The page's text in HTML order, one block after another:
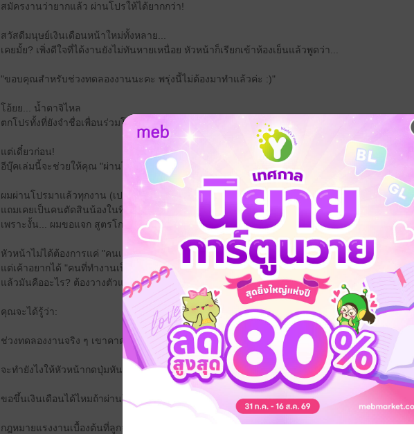
สมัครงานว่ายากแล้ว ผ่านโปรให้ได้ยากกว่า!
สวัสดีมนุษย์เงินเดือนหน้าใหม่ทั้งหลาย...
เคยมั้ย? เพิ่งดีใจที่ได้งานยังไม่ทันหายเหนื่อย หัวหน้าก็เรียกเข้าห้องเย็นแล้วพูดว่า...
"ขอบคุณสำหรับช่วงทดลองงานนะคะ พรุ่งนี้ไม่ต้องมาทำแล้วค่ะ :)"
โอ้ยย... น้ำตาจิไหล
ตกโปรทั้งที่ยังจำชื่อเพื่อนร่วมโต๊ะไม่ได้เลยด้วยซ้ำ!
แต่เดี๋ยวก่อน!
อีบุ๊คเล่มนี้จะช่วยให้คุณ "ผ่านโปร" แบบไม่ต้องพึ่งหมอดูหรือแอบส่องใจหัวหน้า!
ผมผ่านโปรมาแล้วทุกงาน (เปลี่ยนมามากกว่า 10 ที่นะ แต่ไม่ได้โดนไล่ออก แค่อยากลองของ)
แถมเคยเป็นคนตัดสินน้องในทีมว่าใคร รอด หรือ ร่วง มาแล้วด้วย
เพราะงั้น... ผมขอแจก สูตรโกงผ่านโปร ที่ไม่มีใครบอกคุณในวันปฐมนิเทศ
หัวหน้าไม่ได้ต้องการแค่ "คนเก่ง"
แต่เค้าอยากได้ "คนที่ทำงานเป็น"
แล้วมันคืออะไร? ต้องวางตัวแบบไหน? ทำยังไงไม่ให้โดนเท?
คุณจะได้รู้ว่า:
ช่วงทดลองงานจริง ๆ เขาคาดหวังอะไร?
จะทำยังไงให้หัวหน้ากดปุ่มหันมา (เหมือนในเดอะวอยซ์)
ขอขึ้นเงินเดือนได้ไหมถ้าผ่านโปร?
กฎหมายแรงงานเบื้องต้นที่ลูกจ้างต้องรู้ (ไม่งั้นโดนเอาเปรียบไม่รู้ตัว!)